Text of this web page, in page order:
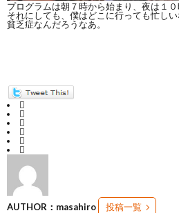
プログラムは朝７時から始まり、夜は１０
それにしても、僕はどこに行っても忙し
貧乏症なんだろうなあ。
AUTHOR：masahiro 投稿一覧